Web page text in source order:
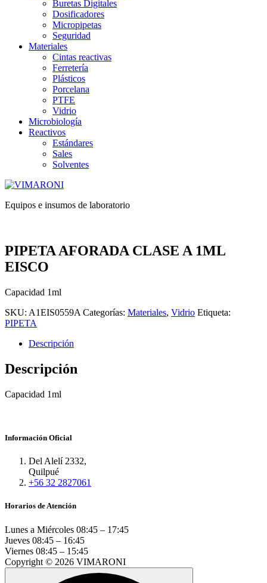
Buretas Digitales
Dosificadores
Micropipetas
Seguridad
Materiales
Cintas reactivas
Ferretería
Plásticos
Porcelana
PTFE
Vidrio
Microbiología
Reactivos
Estándares
Sales
Solventes
Equipos e insumos de laboratorio
PIPETA AFORADA CLASE A 1ML
EISCO
Capacidad 1ml
SKU: A1EIS0559A Categorías: Materiales, Vidrio Etiqueta:
PIPETA
Descripción
Descripción
Capacidad 1ml
Información Oficial
Del Alelí 2332,
Quilpué
+56 32 2827061
Horarios de Atención
Lunes a Miércoles 08:45 – 17:45
Jueves 08:45 – 16:45
Viernes 08:45 – 15:45
Copyright © 2026 VIMARONI